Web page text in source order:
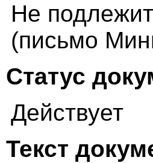
Не
(письмо
Статус
Действует
Текст